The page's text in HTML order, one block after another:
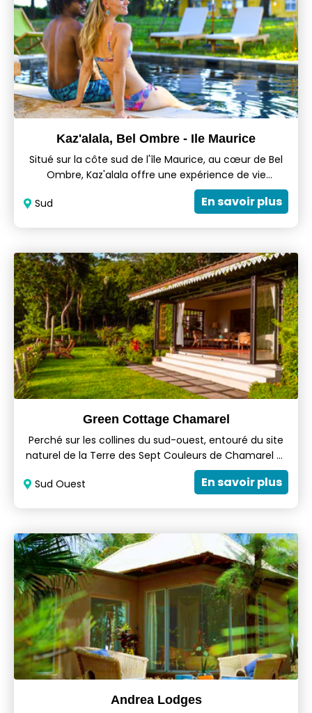
Kaz'alala, Bel Ombre - Ile Maurice
Situé sur la côte sud de l'île Maurice, au cœur de Bel
Ombre, Kaz'alala offre une expérience de vie
différente à Maurice. À côté du Heritage Le Chateau
et du Heritage Golf Club, Kaz'alala invite à se perdre
autrefois partie d'un camp de logement d'une
plantation sucrière, avec un total de 18 chambres
bien aménagées.
Sud En savoir plus
Green Cottage Chamarel
Perché sur les collines du sud-ouest, entouré du site
naturel de la Terre des Sept Couleurs de Chamarel et
des montagnes de Chamarel, Green Cottage
Chamarel est un merveilleux refuge qui offre un
maison/cottage en self-catering est équipée de la
climatisation, d'une cuisine entièrement équipée
avec de facilités pour les barbecues.
Sud Ouest En savoir plus
Andrea Lodges